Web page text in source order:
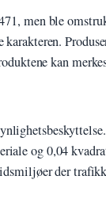
men ble
kan
og 0,04
der